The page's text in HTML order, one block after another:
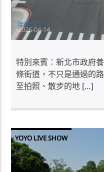
Jean-CS
2026-04-14
特別來賓：新北市政府
條街道，不只是通過的
至拍照、散步的地 […]
YOYO LIVE SHOW